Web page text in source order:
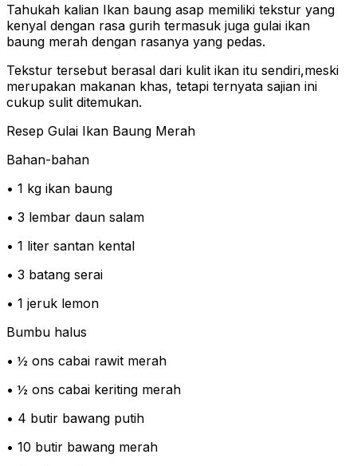
Tahukah kalian Ikan baung asap memiliki tekstur yang
kenyal dengan rasa gurih termasuk juga gulai ikan
baung merah dengan rasanya yang pedas.
Tekstur tersebut berasal dari kulit ikan itu sendiri,meski
merupakan makanan khas, tetapi ternyata sajian ini
cukup sulit ditemukan.
Resep Gulai Ikan Baung Merah
Bahan-bahan
• 1 kg ikan baung
• 3 lembar daun salam
• 1 liter santan kental
• 3 batang serai
• 1 jeruk lemon
Bumbu halus
• ½ ons cabai rawit merah
• ½ ons cabai keriting merah
• 4 butir bawang putih
• 10 butir bawang merah